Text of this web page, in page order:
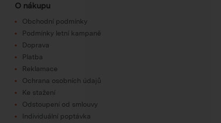
O nákupu
Obchodní podmínky
Podmínky letní kampaně
Doprava
Platba
Reklamace
Ochrana osobních údajů
Ke stažení
Odstoupení od smlouvy
Individuální poptávka